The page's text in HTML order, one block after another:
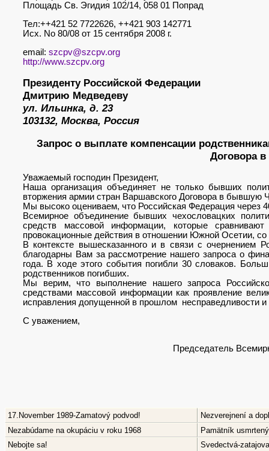
Площадь Св. Эгидия
Тел:++421 52 7722626, ++421 903 142771
Исх. No 80/08 от 15 сентября
email: szcpv@szcpv.org
http://www.szcpv.org
Президенту Российской Федерации
Дмитрию Медведеву
ул. Ильинка, д. 23
103132, Москва, Россия
Запрос о выплате компенсации
Договора
Уважаемый господин Президент,
Наша организация объединяет не только бывших
вторжения армии стран Варшавского Договора в бывшую
Мы высоко оцениваем, что Российская Федерация через
Всемирное объединение бывших чехословацких
средств массовой информации, которые
провокационные действия в отношении Южной Осетии,
В контексте вышесказанного и в связи с
благодарны Вам за рассмотрение нашего запроса о
года. В ходе этого события погибли 30 словаков.
родственников погибших.
Мы верим, что выполнение нашего запроса
средствами массовой информации как проявление
исправления допущенной в прошлом несправедливости
С уважением,
Председатель
17.November 1989-Zamatový podvod!
Nezverejnení a
Nezabúdame na okupáciu v roku 1968
Pamätník
Nebojte sa!
Svedectvá-